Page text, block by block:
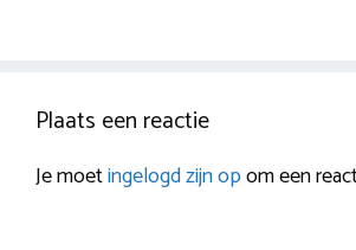
Plaats een reactie
Je moetingelogd zijn opom een